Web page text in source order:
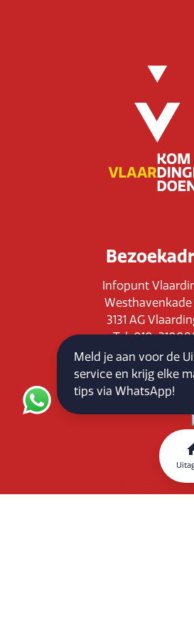
Infopunt
Westhavenkade
3131 AG
Tel: 010-
E-mail:
KvK:
BTW :
Routeplanner
Meld je aan voor de
service en krijg elke
tips via WhatsApp!